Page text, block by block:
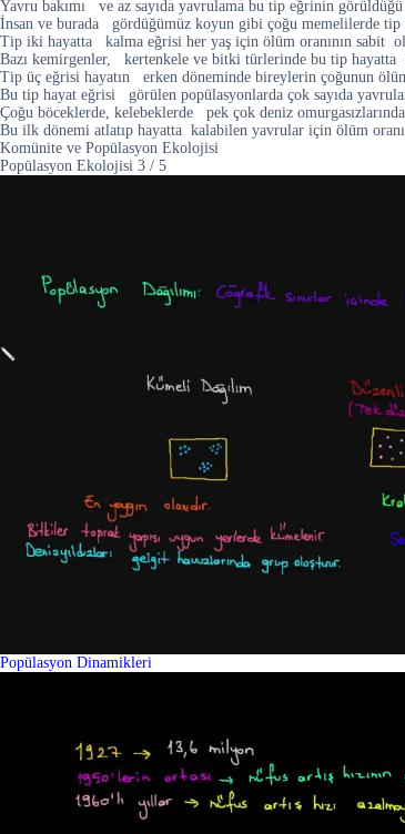
Yavru bakımı ve az sayıda yavrulama bu tip eğrinin
İnsan ve burada gördüğümüz koyun gibi çoğu memelilerde
Tip iki hayatta kalma eğrisi her yaş için ölüm oranının sabit
Bazı kemirgenler, kertenkele ve bitki türlerinde bu tip hayatta
Tip üç eğrisi hayatın erken döneminde bireylerin çoğunun
Bu tip hayat eğrisi görülen popülasyonlarda çok sayıda
Çoğu böceklerde, kelebeklerde pek çok deniz
Bu ilk dönemi atlatıp hayatta kalabilen yavrular için ölüm oranı
Komünite ve Popülasyon Ekolojisi
Popülasyon Ekolojisi 3 / 5
Popülasyon Dinamikleri